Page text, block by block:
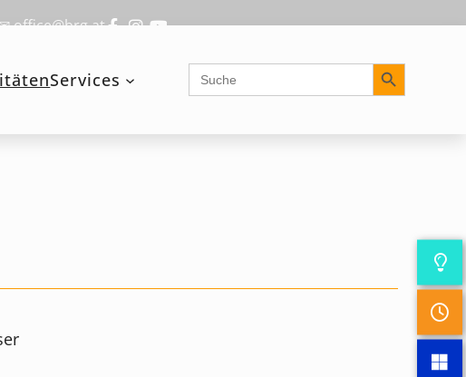
office@brg.at
Services Search
for:
Search Button